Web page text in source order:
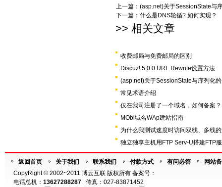
上一篇： (asp.net)关于SessionState与
下一篇： 什么是DNS轮循? 如何实现？
>> 相关文章
收费邮局与免费邮局的区别
Discuz! 5.0.0 URL Rewrite设置方法
(asp.net)关于SessionState与序列化
常见术语介绍
仅在我司注册了一个域名，如何备案？
MObi域名WAp建站指南
为什么我测试速度时访问双线、多线
独立独享主机用FTP Serv-U搭建FTP
返回首页 关于我们 联系我们 付款方式 有问必答
网站
CopyRight © 2002~2011 博云互联 版权所有 备案号：
电话总机： 13627288287 传真：027-83871452